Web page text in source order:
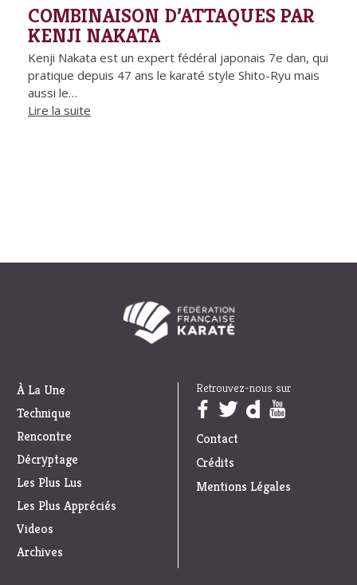
COMBINAISON D’ATTAQUES PAR
KENJI NAKATA
Kenji Nakata est un expert fédéral japonais 7e dan, qui
pratique depuis 47 ans le karaté style Shito-Ryu mais
aussi le…
Lire la suite
À La Une
Technique
Rencontre
Décryptage
Les Plus Lus
Les Plus Appréciés
Videos
Archives
Retrouvez-nous sur
Trouvez nous sur :
Contact
Crédits
Mentions Légales